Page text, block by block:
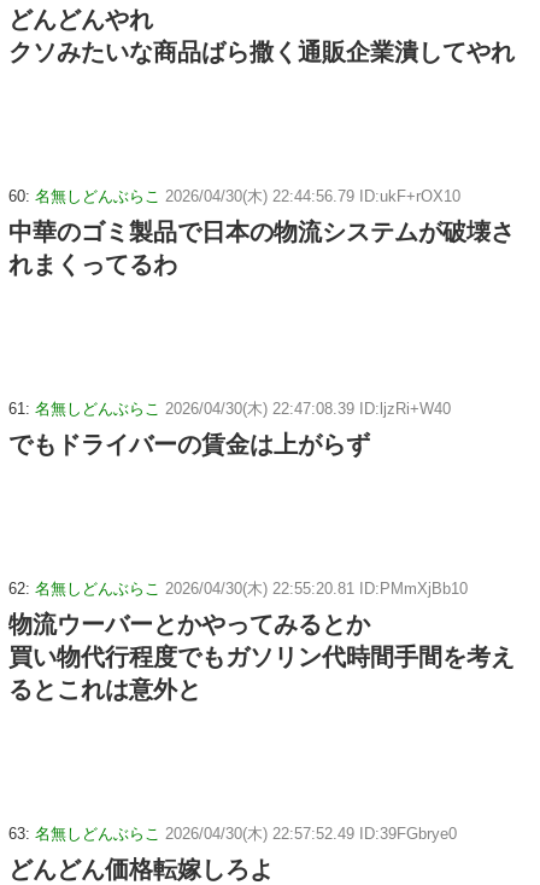
どんどんやれ
クソみたいな商品ばら撒く通販企業潰してやれ
60: 名無しどんぶらこ 2026/04/30(木) 22:44:56.79 ID:ukF+rOX10
中華のゴミ製品で日本の物流システムが破壊さ
れまくってるわ
61: 名無しどんぶらこ 2026/04/30(木) 22:47:08.39 ID:ljzRi+W40
でもドライバーの賃金は上がらず
62: 名無しどんぶらこ 2026/04/30(木) 22:55:20.81 ID:PMmXjBb10
物流ウーバーとかやってみるとか
買い物代行程度でもガソリン代時間手間を考え
るとこれは意外と
63: 名無しどんぶらこ 2026/04/30(木) 22:57:52.49 ID:39FGbrye0
どんどん価格転嫁しろよ